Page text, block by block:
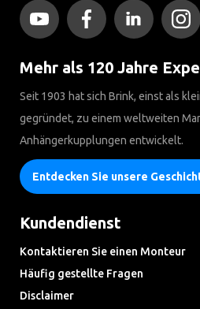
Mehr als 120 Jahre
Seit 1903 hat sich Brink, einst als
gegründet, zu einem weltweiten
Anhängerkupplungen entwickelt.
Entdecken Sie unsere
Kundendienst
Kontaktieren Sie einen Monteur
Häufig gestellte Fragen
Disclaimer